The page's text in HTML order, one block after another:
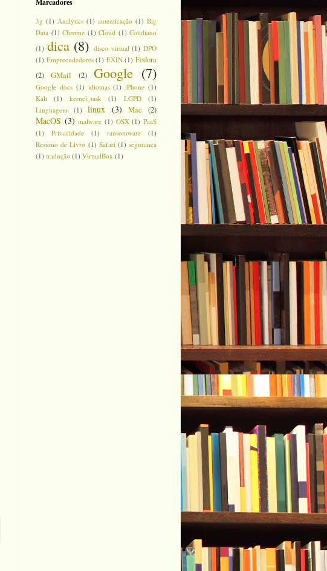
Marcadores
3g (1) Analytics (1) autenticação (1) Big
Data (1) Chrome (1) Cloud (1) Cotidiano
(1) dica (8) disco virtual (1) DPO
(1) Empreendedores (1) EXIN (1) Fedora
(2)
GMail (2) Google (7)
Google docs (1) idiomas (1) iPhone (1)
Kali
(1) kernel_task (1) LGPD
(1)
Linguagem
(1) linux (3) Mac (2)
MacOS (3) malware (1) OSX (1) PaaS
(1)
Privacidade (1) ransomware
(1)
Resumo de Livro (1) Safari (1) segurança
(1) tradução (1) VirtualBox (1)